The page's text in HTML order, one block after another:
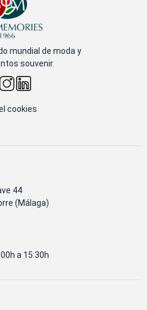
mundial de moda y
souvenir.
cookies
44
(Málaga)
a 15:30h